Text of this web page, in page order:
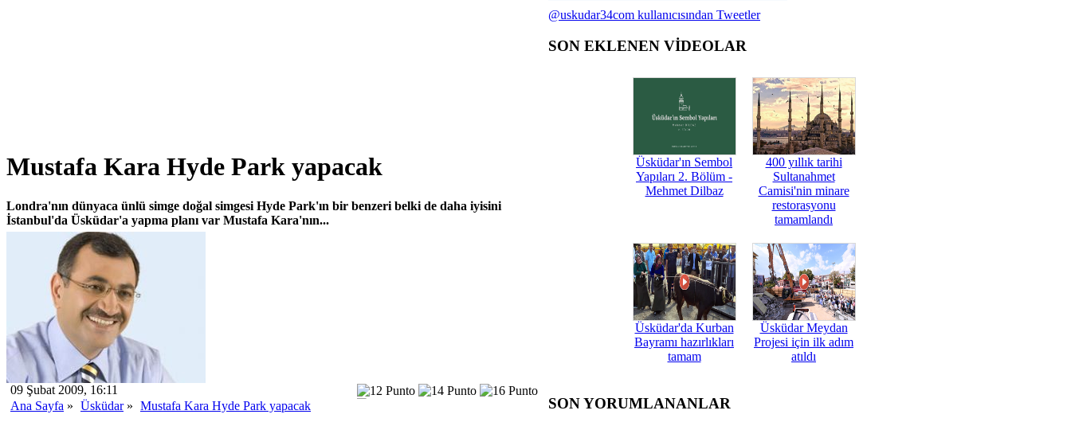
Mustafa Kara Hyde Park yapacak
Londra'nın dünyaca ünlü simge doğal simgesi Hyde Park'ın bir benzeri belki de daha iyisini
İstanbul'da Üsküdar'a yapma planı var Mustafa Kara'nın...
09 Şubat 2009, 16:11
Ana Sayfa » Üsküdar» Mustafa Kara Hyde Park yapacak
@uskudar34com kullanıcısından Tweetler
SON EKLENEN VİDEOLAR
Üsküdar'ın Sembol
Yapıları 2. Bölüm -
Mehmet Dilbaz
400 yıllık tarihi
Sultanahmet
Camisi'nin minare
restorasyonu
tamamlandı
Üsküdar'da Kurban
Bayramı hazırlıkları
tamam
Üsküdar Meydan
Projesi için ilk adım
atıldı
SON YORUMLANANLAR